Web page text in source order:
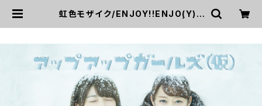
虹色モザイク/ENJOY!!ENJO(Y)!!